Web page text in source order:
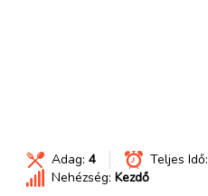
Adag: 4 Teljes Idő:
Nehézség: Kezdő